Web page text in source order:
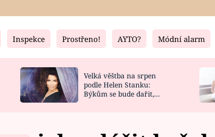
Fresh
NOVINKY
VIDEORECEPTY
Living
DESIGN
Inspekce Prostřeno! AYTO? Módní alarm
Velká věštba na srpen
podle Helen Stanku:
Býkům se bude dařit,